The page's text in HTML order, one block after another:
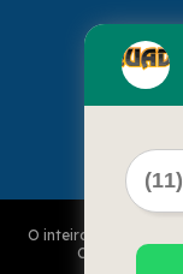
O inteiro teor deste
Copyright©